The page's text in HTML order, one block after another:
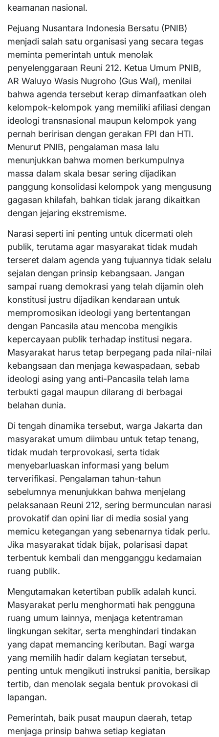
keamanan nasional.
Pejuang Nusantara Indonesia Bersatu (PNIB)
menjadi salah satu organisasi yang secara tegas
meminta pemerintah untuk menolak
penyelenggaraan Reuni 212. Ketua Umum PNIB,
AR Waluyo Wasis Nugroho (Gus Wal), menilai
bahwa agenda tersebut kerap dimanfaatkan oleh
kelompok-kelompok yang memiliki afiliasi dengan
ideologi transnasional maupun kelompok yang
pernah beririsan dengan gerakan FPI dan HTI.
Menurut PNIB, pengalaman masa lalu
menunjukkan bahwa momen berkumpulnya
massa dalam skala besar sering dijadikan
panggung konsolidasi kelompok yang mengusung
gagasan khilafah, bahkan tidak jarang dikaitkan
dengan jejaring ekstremisme.
Narasi seperti ini penting untuk dicermati oleh
publik, terutama agar masyarakat tidak mudah
terseret dalam agenda yang tujuannya tidak selalu
sejalan dengan prinsip kebangsaan. Jangan
sampai ruang demokrasi yang telah dijamin oleh
konstitusi justru dijadikan kendaraan untuk
mempromosikan ideologi yang bertentangan
dengan Pancasila atau mencoba mengikis
kepercayaan publik terhadap institusi negara.
Masyarakat harus tetap berpegang pada nilai-nilai
kebangsaan dan menjaga kewaspadaan, sebab
ideologi asing yang anti-Pancasila telah lama
terbukti gagal maupun dilarang di berbagai
belahan dunia.
Di tengah dinamika tersebut, warga Jakarta dan
masyarakat umum diimbau untuk tetap tenang,
tidak mudah terprovokasi, serta tidak
menyebarluaskan informasi yang belum
terverifikasi. Pengalaman tahun-tahun
sebelumnya menunjukkan bahwa menjelang
pelaksanaan Reuni 212, sering bermunculan narasi
provokatif dan opini liar di media sosial yang
memicu ketegangan yang sebenarnya tidak perlu.
Jika masyarakat tidak bijak, polarisasi dapat
terbentuk kembali dan mengganggu kedamaian
ruang publik.
Mengutamakan ketertiban publik adalah kunci.
Masyarakat perlu menghormati hak pengguna
ruang umum lainnya, menjaga ketentraman
lingkungan sekitar, serta menghindari tindakan
yang dapat memancing keributan. Bagi warga
yang memilih hadir dalam kegiatan tersebut,
penting untuk mengikuti instruksi panitia, bersikap
tertib, dan menolak segala bentuk provokasi di
lapangan.
Pemerintah, baik pusat maupun daerah, tetap
menjaga prinsip bahwa setiap kegiatan